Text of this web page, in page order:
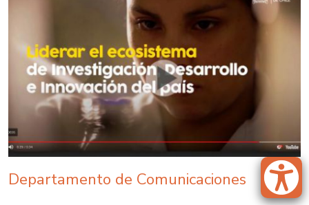
Departamento de Comunicaciones